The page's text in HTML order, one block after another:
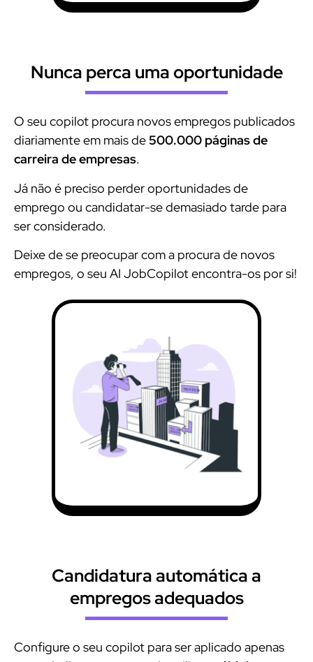
Nunca perca uma oportunidade
O seu copilot procura novos empregos publicados
diariamente em mais de500.000 páginas de
carreira de empresas.
Já não é preciso perder oportunidades de
emprego ou candidatar-se demasiado tarde para
ser considerado.
Deixe de se preocupar com a procura de novos
empregos, o seu AI JobCopilot encontra-os por si!
Candidatura automática a
empregos adequados
Configure o seu copilot para ser aplicado apenas